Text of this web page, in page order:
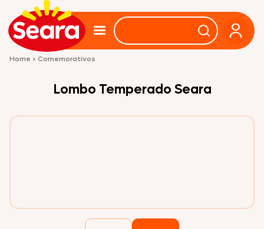
Home > Comemorativos
Lombo Temperado Seara